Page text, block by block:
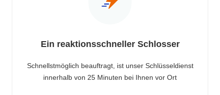
Ein reaktionsschneller Schlosser
Schnellstmöglich beauftragt, ist unser Schlüsseldienst
innerhalb von 25 Minuten bei Ihnen vor Ort